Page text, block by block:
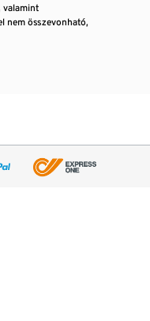
valamint
nem összevonható,